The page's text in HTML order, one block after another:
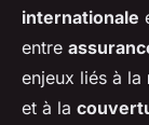
internationale
entre
enjeux liés à la
et à la